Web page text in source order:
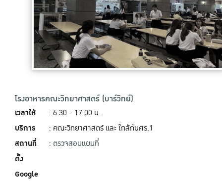
โรงอาหารคณะวิทยาศาสตร์ (บาร์วิทย์)
เวลาให้
บริการ
สถานที่
ตั้ง
Google
: 6.30 - 17.00 น.
: คณะวิทยาศาสตร์ และ ใกล้กับศร.1
: ตรวจสอบแผนที่